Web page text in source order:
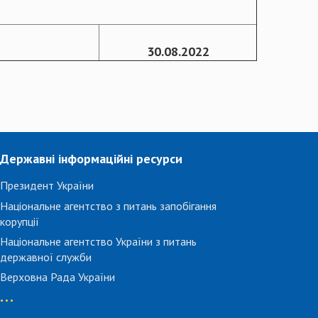
30.08.2022
Державні інформаційні ресурси
Президент України
Національне агентство з питань запобігання
корупції
Національне агентство України з питань
державної служби
Верховна Рада України
...